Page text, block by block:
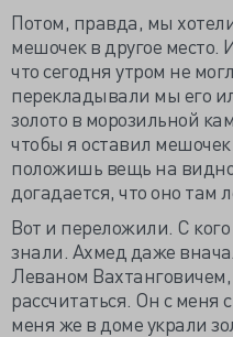
Потом, правда, мы
мешочек в другое
что сегодня утром не
перекладывали мы его
золото в морозильной
чтобы я оставил
положишь вещь на
догадается, что оно там
Вот и переложили. С
знали. Ахмед даже
Леваном
рассчитаться. Он с меня
меня же в доме украли